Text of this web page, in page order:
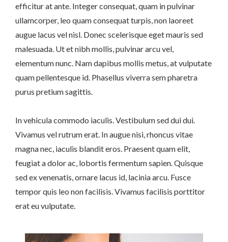
efficitur at ante. Integer consequat, quam in pulvinar
ullamcorper, leo quam consequat turpis, non laoreet
augue lacus vel nisl. Donec scelerisque eget mauris sed
malesuada. Ut et nibh mollis, pulvinar arcu vel,
elementum nunc. Nam dapibus mollis metus, at vulputate
quam pellentesque id. Phasellus viverra sem pharetra
purus pretium sagittis.
In vehicula commodo iaculis. Vestibulum sed dui dui.
Vivamus vel rutrum erat. In augue nisi, rhoncus vitae
magna nec, iaculis blandit eros. Praesent quam elit,
feugiat a dolor ac, lobortis fermentum sapien. Quisque
sed ex venenatis, ornare lacus id, lacinia arcu. Fusce
tempor quis leo non facilisis. Vivamus facilisis porttitor
erat eu vulputate.